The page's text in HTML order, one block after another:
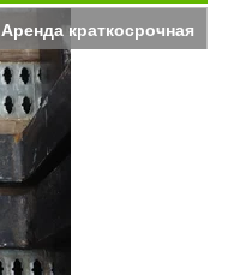
Аренда краткосрочная